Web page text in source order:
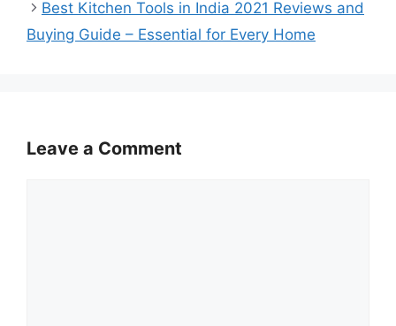
Best Kitchen Tools in India 2021 Reviews and
Buying Guide – Essential for Every Home
Leave a Comment